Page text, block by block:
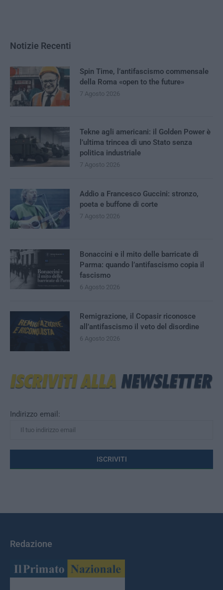
Indirizzo email:
Notizie Recenti
Spin Time, l’antifascismo commensale
della Roma «open to the future»
7 Agosto 2026
Tekne agli americani: il Golden Power è
l’ultima trincea di uno Stato senza
politica industriale
7 Agosto 2026
Addio a Francesco Guccini: stronzo,
poeta e buffone di corte
7 Agosto 2026
Bonaccini e il mito delle barricate di
Parma: quando l’antifascismo copia il
fascismo
6 Agosto 2026
Remigrazione, il Copasir riconosce
all’antifascismo il veto del disordine
6 Agosto 2026
Redazione